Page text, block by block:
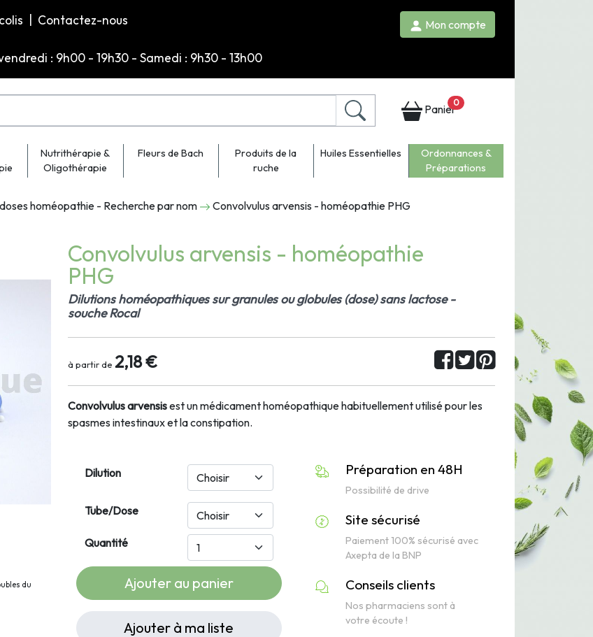
Contactez-nous Mon compte
: 9h00 - 19h30 - Samedi : 9h30 - 13h00
Panier0
Nutrithérapie &
Oligothérapie
Fleurs de Bach
Produits de la
ruche
Huiles Essentielles
Ordonnances &
Préparations
homéopathie - Recherche par nom Convolvulus arvensis - homéopathie PHG
du
Convolvulus arvensis - homéopathie
PHG
Dilutions homéopathiques sur granules ou globules (dose) sans lactose -
souche Rocal
à partir de2,18 €
Convolvulus arvensisest un médicament homéopathique habituellement utilisé pour les
spasmes intestinaux et la constipation.
Dilution
Tube/Dose
Quantité
Ajouter au panier
Ajouter à ma liste
Préparation en 48H
Possibilité de drive
Site sécurisé
Paiement 100% sécurisé avec
Axepta de la BNP
Conseils clients
Nos pharmaciens sont à
votre écoute !